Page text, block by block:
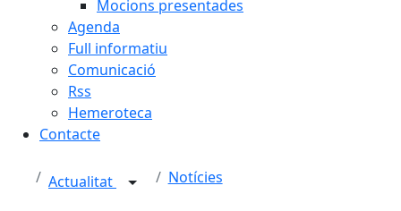
Mocions presentades
Agenda
Full informatiu
Comunicació
Rss
Hemeroteca
Contacte
Actualitat Notícies